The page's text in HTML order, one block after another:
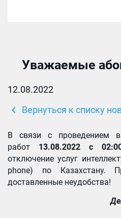
Уважаемые
12.08.2022
chevron_left Вернуться к списку
В связи с проведением
работ 13.08.2022 с
отключение услуг
phone) по Казахстану.
доставленные неудобства!